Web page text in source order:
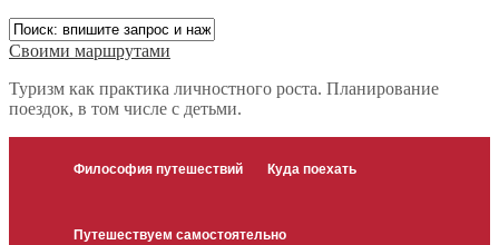
Своими маршрутами
Туризм как практика личностного роста. Планирование
поездок, в том числе с детьми.
Философия путешествий Куда поехать
Путешествуем самостоятельно